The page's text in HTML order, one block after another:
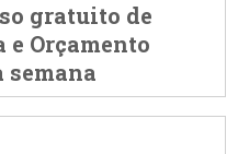
gratuito de
Orçamento